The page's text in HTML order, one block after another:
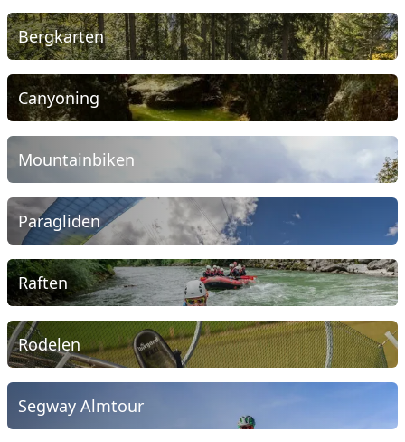
Bergkarten
Canyoning
Mountainbiken
Paragliden
Raften
Rodelen
Segway Almtour